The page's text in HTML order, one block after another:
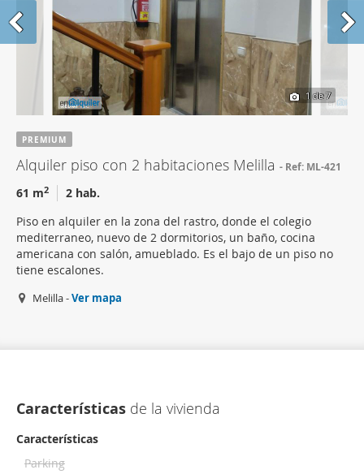
1 de 7
PREMIUM
Alquiler piso con 2 habitaciones Melilla Ref: ML-421
61 m2
2 hab.
Piso en alquiler en la zona del rastro, donde el colegio
mediterraneo, nuevo de 2 dormitorios, un baño, cocina
americana con salón, amueblado. Es el bajo de un piso no
tiene escalones.
Melilla -Ver mapa
Características de la vivienda
Características
Parking